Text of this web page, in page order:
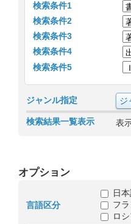
検索条件1
検索条件2
検索条件3
検索条件4
検索条件5
ジャンル指定
検索結果一覧表示 表
オプション
言語区分
日
フ
ロ